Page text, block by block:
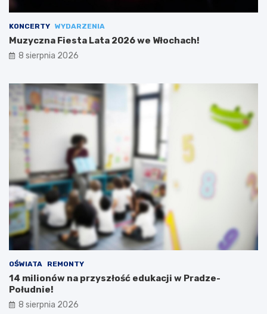
KONCERTY WYDARZENIA
Muzyczna Fiesta Lata 2026 we Włochach!
8 sierpnia 2026
OŚWIATA REMONTY
14 milionów na przyszłość edukacji w Pradze-
Południe!
8 sierpnia 2026